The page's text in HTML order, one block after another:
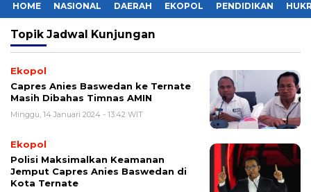
HOME NASIONAL DAERAH EKOPOL PENDIDIKAN
Topik Jadwal Kunjungan
Ekopol
Capres Anies Baswedan ke Ternate
Masih Dibahas Timnas AMIN
Minggu, 14 Januari 2024 - 13:42 WIT
Ekopol
Polisi Maksimalkan Keamanan
Jemput Capres Anies Baswedan di
Kota Ternate